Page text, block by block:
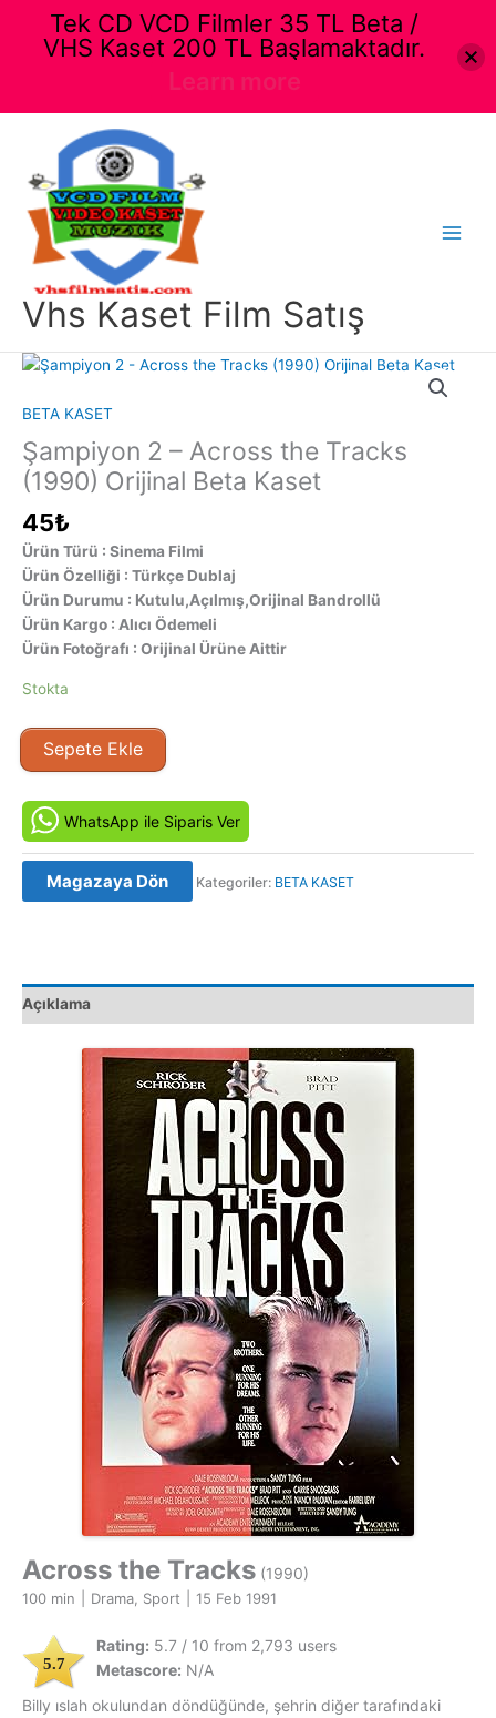
Vhs Kaset Film Satış
BETA KASET
Şampiyon 2 – Across the Tracks
(1990) Orijinal Beta Kaset
45₺
Ürün Türü : Sinema Filmi
Ürün Özelliği : Türkçe Dublaj
Ürün Durumu : Kutulu,Açılmış,Orijinal Bandrollü
Ürün Kargo : Alıcı Ödemeli
Ürün Fotoğrafı : Orijinal Ürüne Aittir
Stokta
Şampiyon
2
Across
the
Tracks
(1990)
adet
Sepete Ekle
WhatsApp ile Siparis Ver
Magazaya Dön Kategoriler: BETA KASET
Açıklama
Across the Tracks (1990)
100 min Drama, Sport 15 Feb 1991
5.7
Rating: 5.7 / 10 from 2,793 users
Metascore: N/A
Billy ıslah okulundan döndüğünde, şehrin diğer tarafındaki
Tek CD VCD Filmler 35 TL Beta /
VHS Kaset 200 TL Başlamaktadır.
Learn more